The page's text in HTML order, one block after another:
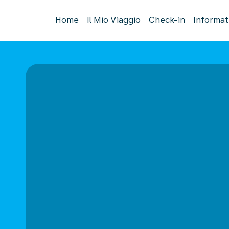
Home Il Mio Viaggio Check-in